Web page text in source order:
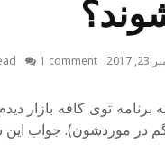
2017
1 comment
توی کافه بازار
در موردشون). جواب